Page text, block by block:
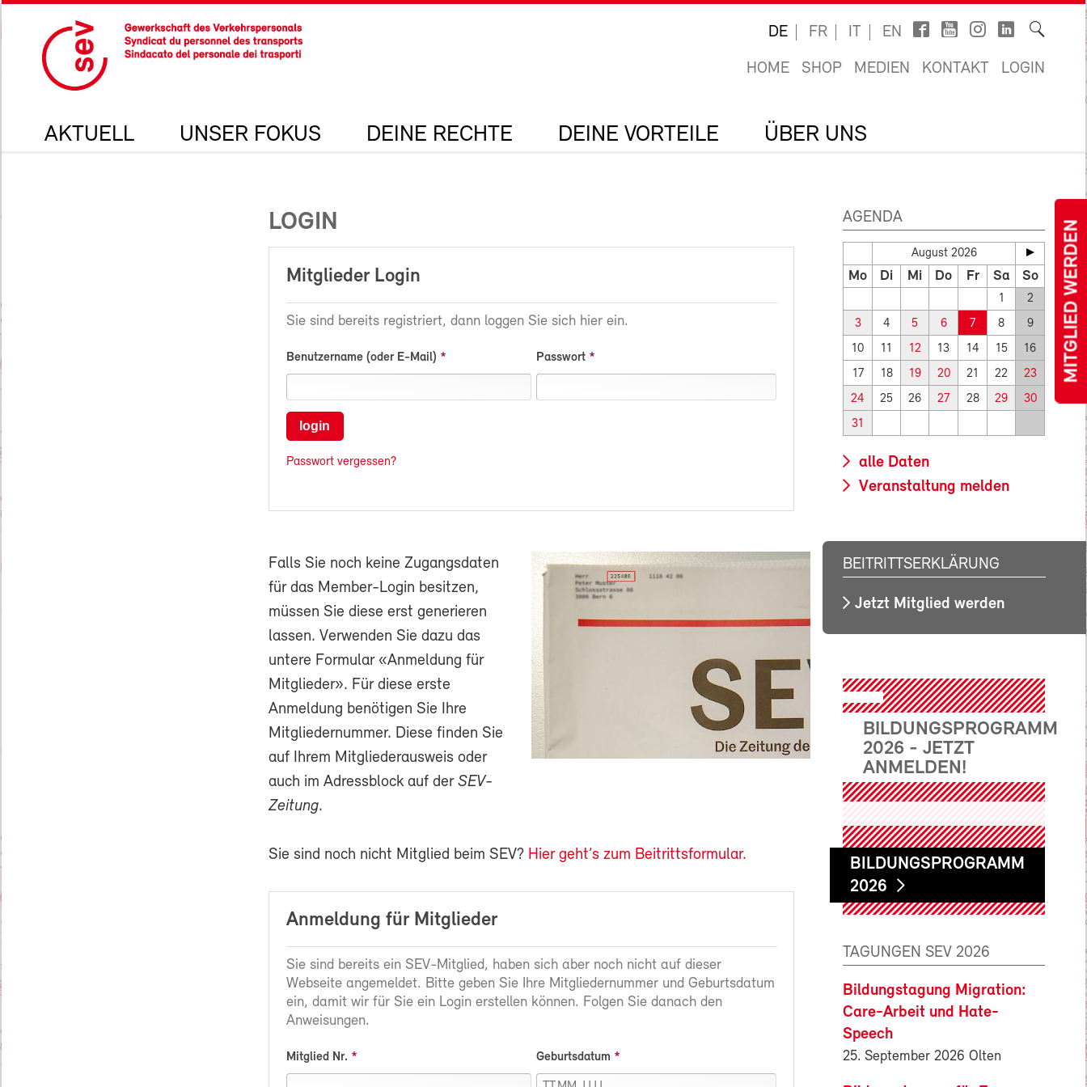
MITGLIED WERDEN
DE FR IT EN
HOME SHOP MEDIEN KONTAKT LOGIN
AKTUELL UNSER FOKUS DEINE RECHTE DEINE VORTEILE ÜBER UNS
LOGIN
Mitglieder Login
Sie sind bereits registriert, dann loggen Sie sich hier ein.
Benutzername (oder E-Mail) Passwort
login
Passwort vergessen?
Falls Sie noch keine Zugangsdaten
für das Member-Login besitzen,
müssen Sie diese erst generieren
lassen. Verwenden Sie dazu das
untere Formular «Anmeldung für
Mitglieder». Für diese erste
Anmeldung benötigen Sie Ihre
Mitgliedernummer. Diese finden Sie
auf Ihrem Mitgliederausweis oder
auch im Adressblock auf der SEV-
Zeitung.
Sie sind noch nicht Mitglied beim SEV? Hier geht’s zum Beitrittsformular.
Anmeldung für Mitglieder
Sie sind bereits ein SEV-Mitglied, haben sich aber noch nicht auf dieser
Webseite angemeldet. Bitte geben Sie Ihre Mitgliedernummer und Geburtsdatum
ein, damit wir für Sie ein Login erstellen können. Folgen Sie danach den
Anweisungen.
Mitglied Nr. Geburtsdatum
AGENDA
August 2026
Mo Di Mi Do Fr Sa So
1 2
3 4 5 6 7 8 9
10 11 12 13 14 15 16
17 18 19 20 21 22 23
24 25 26 27 28 29 30
31
alle Daten
Veranstaltung melden
BEITRITTSERKLÄRUNG
Jetzt Mitglied werden
BILDUNGSPROGRAMM
2026 - JETZT
ANMELDEN!
BILDUNGSPROGRAMM
2026
TAGUNGEN SEV 2026
Bildungstagung Migration:
Care-Arbeit und Hate-
Speech
25. September 2026 Olten